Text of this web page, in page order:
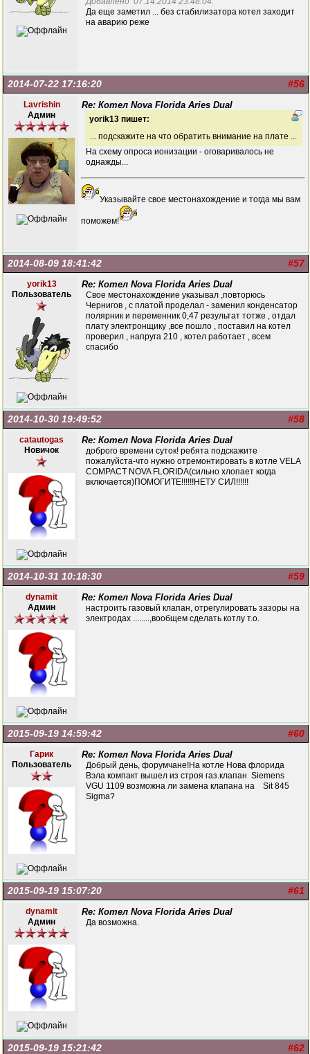
Да еще заметил ... без стабилизатора котел заходит
на аварию реже
#56
2014-07-22 17:16:20
Lavrishin
Админ
Re: Котел Nova Florida Aries Dual
yorik13 пишет:
... подскажите на что обратить внимание на плате ...
На схему опроса ионизации - оговаривалось не
однажды...
Указывайте свое местонахождение и тогда мы вам
поможем!
#57
2014-08-09 18:41:42
yorik13
Пользователь
Re: Котел Nova Florida Aries Dual
Свое местонахождение указывал ,повторюсь
Чернигов , с платой проделал - заменил конденсатор
полярник и переменник 0,47 результат тотже , отдал
плату электронщику ,все пошло , поставил на котел
проверил , напруга 210 , котел работает , всем
спасибо
#58
2014-10-30 19:49:52
catautogas
Новичок
Re: Котел Nova Florida Aries Dual
доброго времени суток! ребята подскажите
пожалуйста-что нужно отремонтировать в котле VELA
COMPACT NOVA FLORIDA(сильно хлопает когда
включается)ПОМОГИТЕ!!!!!!НЕТУ СИЛ!!!!!!
#59
2014-10-31 10:18:30
dynamit
Админ
Re: Котел Nova Florida Aries Dual
настроить газовый клапан, отрегулировать зазоры на
электродах ........,вообщем сделать котлу т.о.
#60
2015-09-19 14:59:42
Гарик
Пользователь
Re: Котел Nova Florida Aries Dual
Добрый день, форумчане!На котле Нова флорида
Вэла компакт вышел из строя газ.клапан Siemens
VGU 1109 возможна ли замена клапана на Sit 845
Sigma?
#61
2015-09-19 15:07:20
dynamit
Админ
Re: Котел Nova Florida Aries Dual
Да возможна.
#62
2015-09-19 15:21:42